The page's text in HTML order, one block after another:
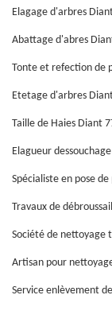
Elagage d'arbres
Abattage d'abres
Tonte et refection de
Etetage d'arbres
Taille de Haies Diant
Elagueur
Spécialiste en pose
Travaux de
Société de nettoyage
Artisan pour
Service enlèvement